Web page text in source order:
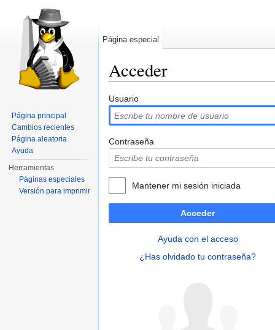
Acceder
Usuario
Contraseña
Mantener mi sesión iniciada
Acceder
Ayuda con el acceso
¿Has olvidado tu contraseña?
Página especial
Página principal
Cambios recientes
Página aleatoria
Ayuda
Herramientas
Páginas especiales
Versión para imprimir